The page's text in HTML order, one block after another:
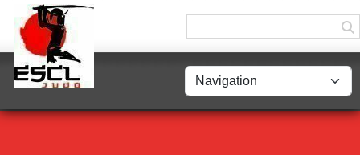
Panneau de gestion des cookies